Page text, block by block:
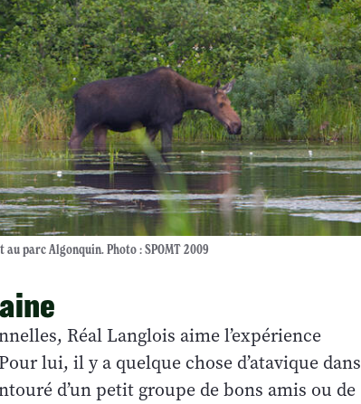
au parc Algonquin. Photo : SPOMT 2009
Réal Langlois aime l’expérience
lui, il y a quelque chose d’atavique dans
d’un petit groupe de bons amis ou de